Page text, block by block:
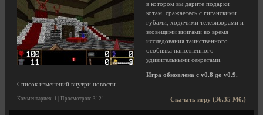
в котором вы дарите подарки
котам, сражаетесь с гиганскими
губами, ходячими телевизорами и
зловещими книгами во время
исследования таинственного
особняка наполненного
удивительными секретами.
Игра обновлена с v0.8 до v0.9.
Список изменений внутри новости.
Скачать игру (36.35 Мб.)
Комментариев: 1 | Просмотров: 3121